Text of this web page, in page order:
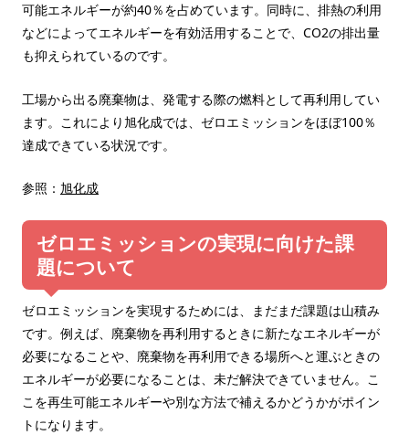
可能エネルギーが約40％を占めています。同時に、排熱の利用
などによってエネルギーを有効活用することで、CO2の排出量
も抑えられているのです。
工場から出る廃棄物は、発電する際の燃料として再利用してい
ます。これにより旭化成では、ゼロエミッションをほぼ100％
達成できている状況です。
参照： 旭化成
ゼロエミッションの実現に向けた課
題について
ゼロエミッションを実現するためには、まだまだ課題は山積み
です。例えば、廃棄物を再利用するときに新たなエネルギーが
必要になることや、廃棄物を再利用できる場所へと運ぶときの
エネルギーが必要になることは、未だ解決できていません。こ
こを再生可能エネルギーや別な方法で補えるかどうかがポイン
トになります。